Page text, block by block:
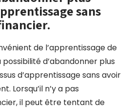
sans
de l’apprentissage de
d’abandonner plus
d’apprentissage sans avoir
Lorsqu’il n’y a pas
il peut être tentant de